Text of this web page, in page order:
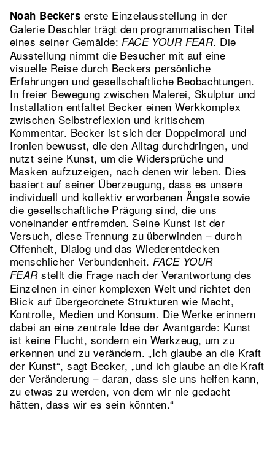
Noah Beckers erste Einzelausstellung in der
Galerie Deschler trägt den programmatischen Titel
eines seiner Gemälde:FACE YOUR FEAR. Die
Ausstellung nimmt die Besucher mit auf eine
visuelle Reise durch Beckers persönliche
Erfahrungen und gesellschaftliche Beobachtungen.
In freier Bewegung zwischen Malerei, Skulptur und
Installation entfaltet Becker einen Werkkomplex
zwischen Selbstreflexion und kritischem
Kommentar. Becker ist sich der Doppelmoral und
Ironien bewusst, die den Alltag durchdringen, und
nutzt seine Kunst, um die Widersprüche und
Masken aufzuzeigen, nach denen wir leben. Dies
basiert auf seiner Überzeugung, dass es unsere
individuell und kollektiv erworbenen Ängste sowie
die gesellschaftliche Prägung sind, die uns
voneinander entfremden. Seine Kunst ist der
Versuch, diese Trennung zu überwinden – durch
Offenheit, Dialog und das Wiederentdecken
menschlicher Verbundenheit. FACE YOUR
FEARstellt die Frage nach der Verantwortung des
Einzelnen in einer komplexen Welt und richtet den
Blick auf übergeordnete Strukturen wie Macht,
Kontrolle, Medien und Konsum. Die Werke erinnern
dabei an eine zentrale Idee der Avantgarde: Kunst
ist keine Flucht, sondern ein Werkzeug, um zu
erkennen und zu verändern. „Ich glaube an die Kraft
der Kunst“, sagt Becker, „und ich glaube an die Kraft
der Veränderung – daran, dass sie uns helfen kann,
zu etwas zu werden, von dem wir nie gedacht
hätten, dass wir es sein könnten.“